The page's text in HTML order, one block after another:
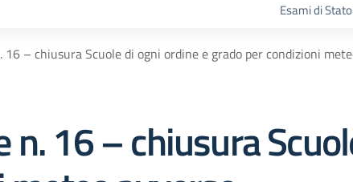
Esami di
16 – chiusura Scuole di ogni ordine e grado per condizioni
n. 16 – chiusura